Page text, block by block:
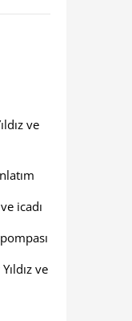
ve
icadı
ve